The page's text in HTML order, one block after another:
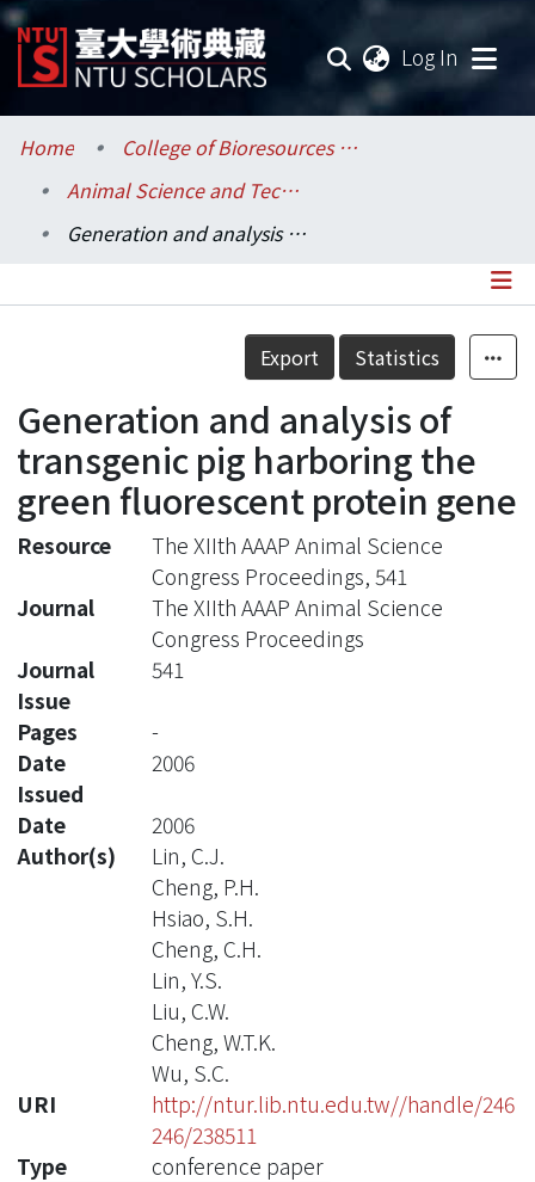
Log In
Communities & Collections
Research Outputs
Statistics
Home
College of Bioresources and Agriculture / 生物資源暨農學院
Animal Science and Technology / 動物科學技術學系
Generation and analysis of transgenic pig harboring the green fluorescent protein gene
Details
Export Statistics
Generation and analysis of
transgenic pig harboring the
green fluorescent protein gene
Resource
The XIIth AAAP Animal Science
Congress Proceedings, 541
Journal
The XIIth AAAP Animal Science
Congress Proceedings
Journal
Issue
541
Pages
-
Date
Issued
2006
Date
2006
Author(s)
Lin, C.J.
Cheng, P.H.
Hsiao, S.H.
Cheng, C.H.
Lin, Y.S.
Liu, C.W.
Cheng, W.T.K.
Wu, S.C.
URI
http://ntur.lib.ntu.edu.tw//handle/246
246/238511
Type
conference paper